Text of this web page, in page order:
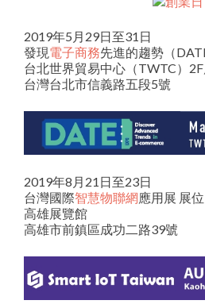
2019年5月29日至31日
發現電子商務先進的趨勢（
台北世界貿易中心（TWTC）
台灣台北市信義路五段5號
2019年8月21日至23日
台灣國際智慧物聯網應用展 展
高雄展覽館
高雄市前鎮區成功二路39號